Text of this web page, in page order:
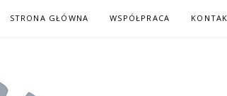
STRONA GŁÓWNA WSPÓŁPRACA